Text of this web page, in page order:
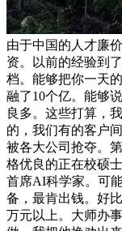
由于中国的人才廉
资。以前的经验到
档。能够把你一天
融了10个亿。能够
良多。这些打算，
的，我们有的客户
被各大公司抢夺。
格优良的正在校硕
首席AI科学家。可
备，最肯出钱。好
万元以上。大师办